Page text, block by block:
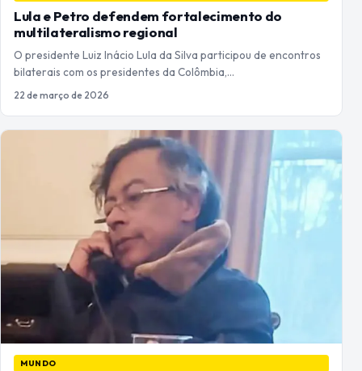
Lula e Petro defendem fortalecimento do
multilateralismo regional
O presidente Luiz Inácio Lula da Silva participou de encontros
bilaterais com os presidentes da Colômbia,…
22 de março de 2026
MUNDO